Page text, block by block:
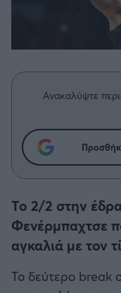
Δημήτρης
ΟΦΗ
Κηφισιά
Αστέρας
Παναιτωλικός
Μεγάλη μου Αγάπη
Μια Ιστορία από
Μπάσκετ:
Κύπελλο
Μπάσκετ:
NCAA
Μπάσκετ: Ισραήλ
Ανακαλύψτε
Το 2/2 στην
Φενέρμπαχτσε
αγκαλιά με τον
Το δεύτερο break